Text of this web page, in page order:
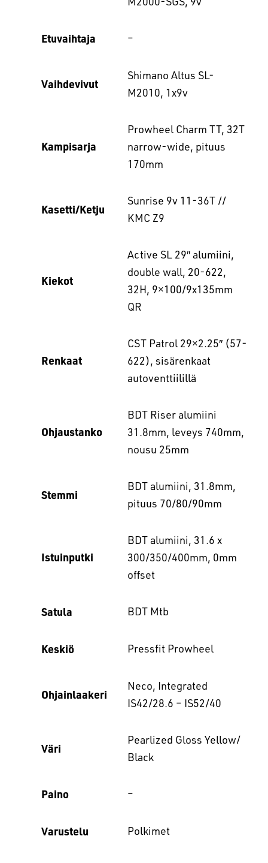
Etuvaihtaja –
Vaihdevivut
Shimano Altus SL-
M2010, 1x9v
Kampisarja
Prowheel Charm TT, 32T
narrow-wide, pituus
170mm
Kasetti/Ketju
Sunrise 9v 11-36T //
KMC Z9
Kiekot
Active SL 29″ alumiini,
double wall, 20-622,
32H, 9×100/9x135mm
QR
Renkaat
CST Patrol 29×2.25″ (57-
622), sisärenkaat
autoventtiilillä
Ohjaustanko
BDT Riser alumiini
31.8mm, leveys 740mm,
nousu 25mm
Stemmi
BDT alumiini, 31.8mm,
pituus 70/80/90mm
Istuinputki
BDT alumiini, 31.6 x
300/350/400mm, 0mm
offset
Satula BDT Mtb
Keskiö Pressfit Prowheel
Ohjainlaakeri
Neco, Integrated
IS42/28.6 – IS52/40
Väri
Pearlized Gloss Yellow/
Black
Paino –
Varustelu Polkimet